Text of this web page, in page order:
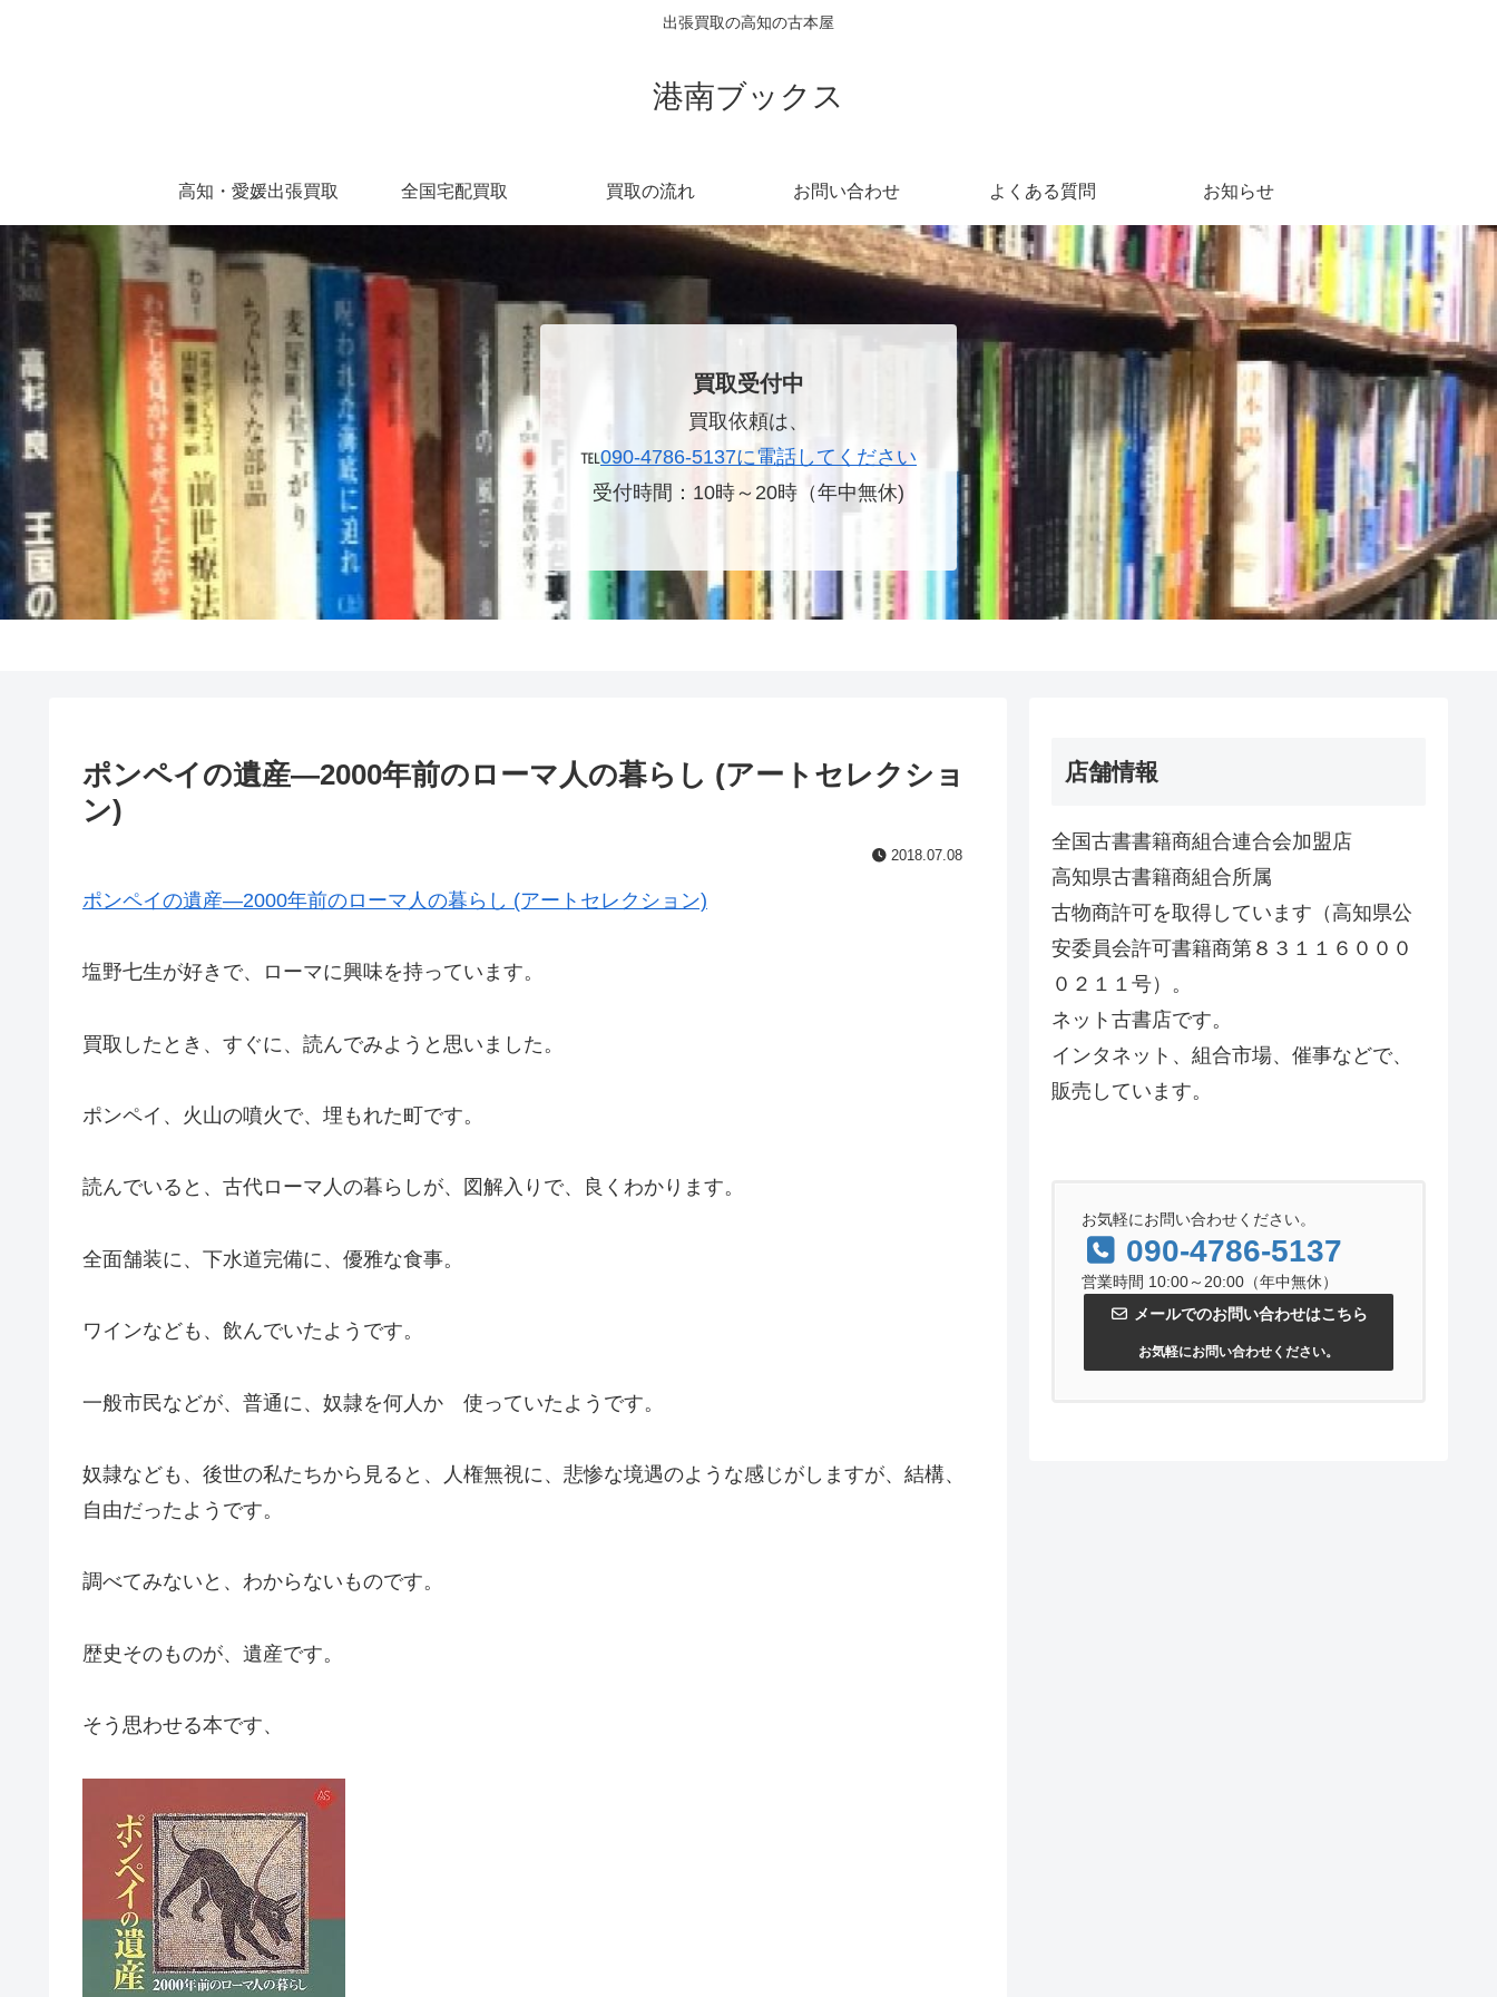
出張買取の高知の古本屋
港南ブックス
高知・愛媛出張買取 全国宅配買取 買取の流れ お問い合わせ よくある質問 お知らせ
買取受付中
買取依頼は、
℡090-4786-5137に電話してください
受付時間：10時～20時（年中無休)
ポンペイの遺産―2000年前のローマ人の暮らし (アートセレクショ
ン)
2018.07.08
ポンペイの遺産―2000年前のローマ人の暮らし (アートセレクション)
塩野七生が好きで、ローマに興味を持っています。
買取したとき、すぐに、読んでみようと思いました。
ポンペイ、火山の噴火で、埋もれた町です。
読んでいると、古代ローマ人の暮らしが、図解入りで、良くわかります。
全面舗装に、下水道完備に、優雅な食事。
ワインなども、飲んでいたようです。
一般市民などが、普通に、奴隷を何人か 使っていたようです。
奴隷なども、後世の私たちから見ると、人権無視に、悲惨な境遇のような感じがしますが、結構、
自由だったようです。
調べてみないと、わからないものです。
歴史そのものが、遺産です。
そう思わせる本です、
店舗情報
全国古書書籍商組合連合会加盟店
高知県古書籍商組合所属
古物商許可を取得しています（高知県公
安委員会許可書籍商第８３１１６０００
０２１１号）。
ネット古書店です。
インタネット、組合市場、催事などで、
販売しています。
お気軽にお問い合わせください。
090-4786-5137
営業時間 10:00～20:00（年中無休）
メールでのお問い合わせはこちら
お気軽にお問い合わせください。